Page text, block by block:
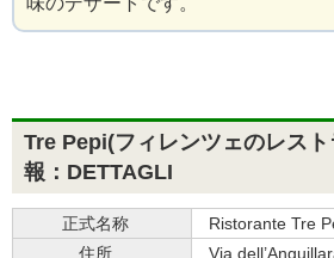
Tre Pepi(フィレンツェのレス
報：DETTAGLI
正式名称
Ristorante Tre
住所
Via